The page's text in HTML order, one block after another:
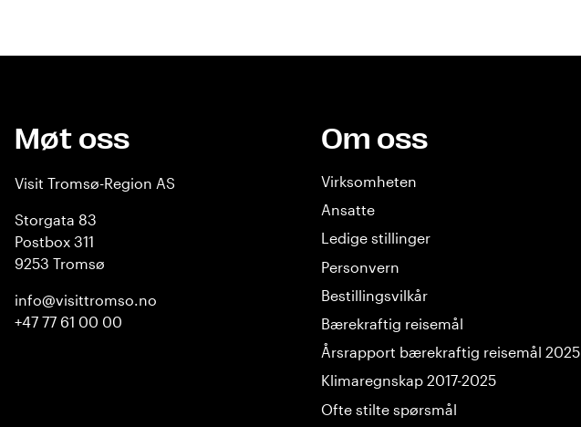
Møt oss
Visit Tromsø-Region AS
Storgata 83
Postbox 311
9253 Tromsø
info@visittromso.no
+47 77 61 00 00
Om oss
Virksomheten
Ansatte
Ledige stillinger
Personvern
Bestillingsvilkår
Bærekraftig reisemål
Årsrapport bærekraftig reisemål 2025
Klimaregnskap 2017-2025
Ofte stilte spørsmål